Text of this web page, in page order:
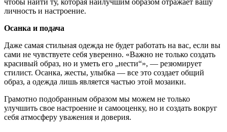
личность и настроение.
Осанка и подача
Даже самая стильная одежда не будет работать на вас, если вы
сами не чувствуете себя уверенно. «Важно не только создать
красивый образ, но и уметь его „нести“», — резюмирует
стилист. Осанка, жесты, улыбка — все это создает общий
образ, а одежда лишь является частью этой мозаики.
Грамотно подобранным образом мы можем не только
улучшить свое настроение и самооценку, но и создать вокруг
себя атмосферу уважения и доверия.